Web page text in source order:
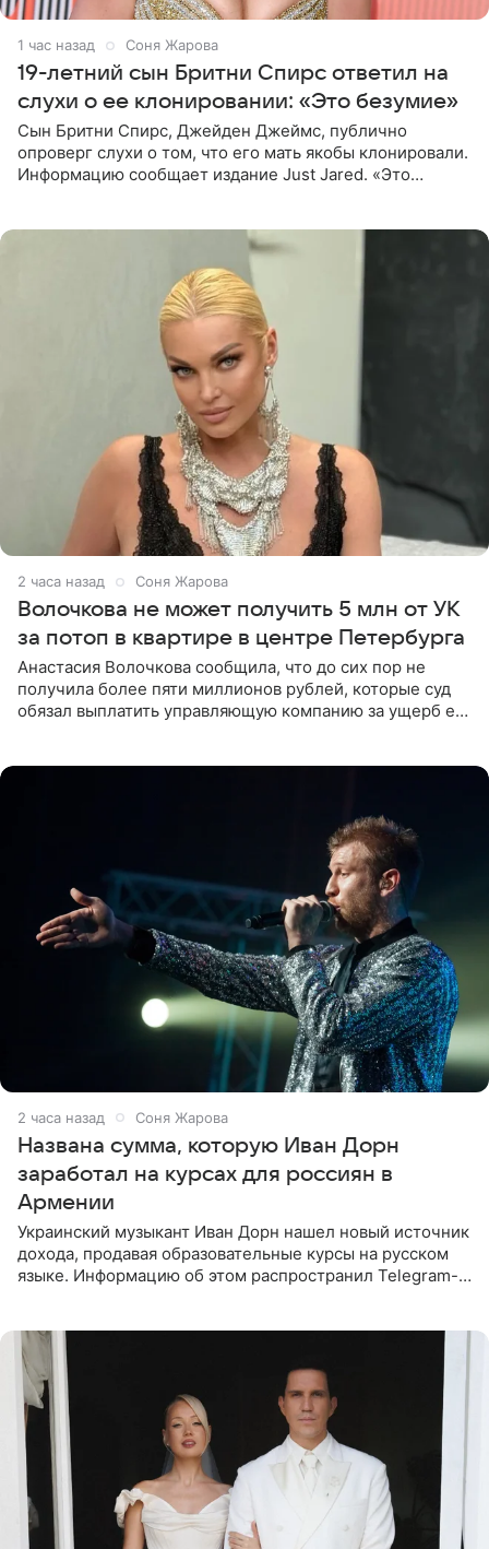
1 час назад Соня Жарова
19-летний сын Бритни Спирс ответил на
слухи о ее клонировании: «Это безумие»
Сын Бритни Спирс, Джейден Джеймс, публично
опроверг слухи о том, что его мать якобы клонировали.
Информацию сообщает издание Just Jared. «Это
2 часа назад Соня Жарова
Волочкова не может получить 5 млн от УК
за потоп в квартире в центре Петербурга
Анастасия Волочкова сообщила, что до сих пор не
получила более пяти миллионов рублей, которые суд
обязал выплатить управляющую компанию за ущерб ее
2 часа назад Соня Жарова
Названа сумма, которую Иван Дорн
заработал на курсах для россиян в
Армении
Украинский музыкант Иван Дорн нашел новый источник
дохода, продавая образовательные курсы на русском
языке. Информацию об этом распространил Telegram-